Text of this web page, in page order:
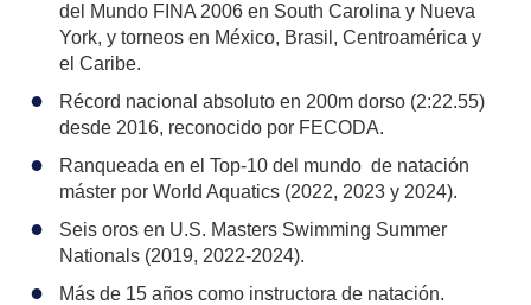
del Mundo FINA 2006 en South Carolina y Nueva
York, y torneos en México, Brasil, Centroamérica y
el Caribe.
Récord nacional absoluto en 200m dorso (2:22.55)
desde 2016, reconocido por FECODA.
Ranqueada en el Top-10 del mundo de natación
máster por World Aquatics (2022, 2023 y 2024).
Seis oros en U.S. Masters Swimming Summer
Nationals (2019, 2022-2024).
Más de 15 años como instructora de natación.